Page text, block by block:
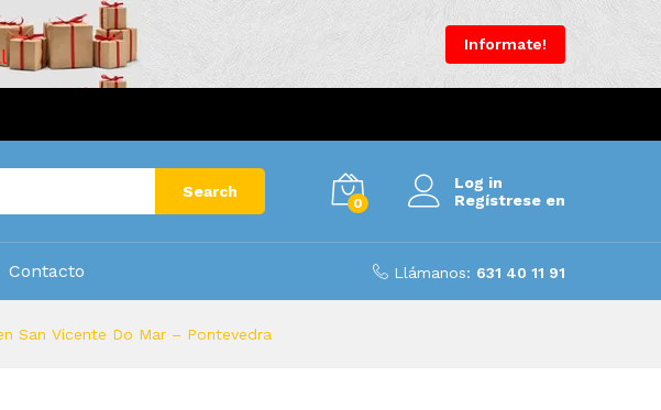
Informate!
Search
0
Log in
Regístrese en
Contacto Llámanos: 631 40 11 91
San Vicente Do Mar – Pontevedra